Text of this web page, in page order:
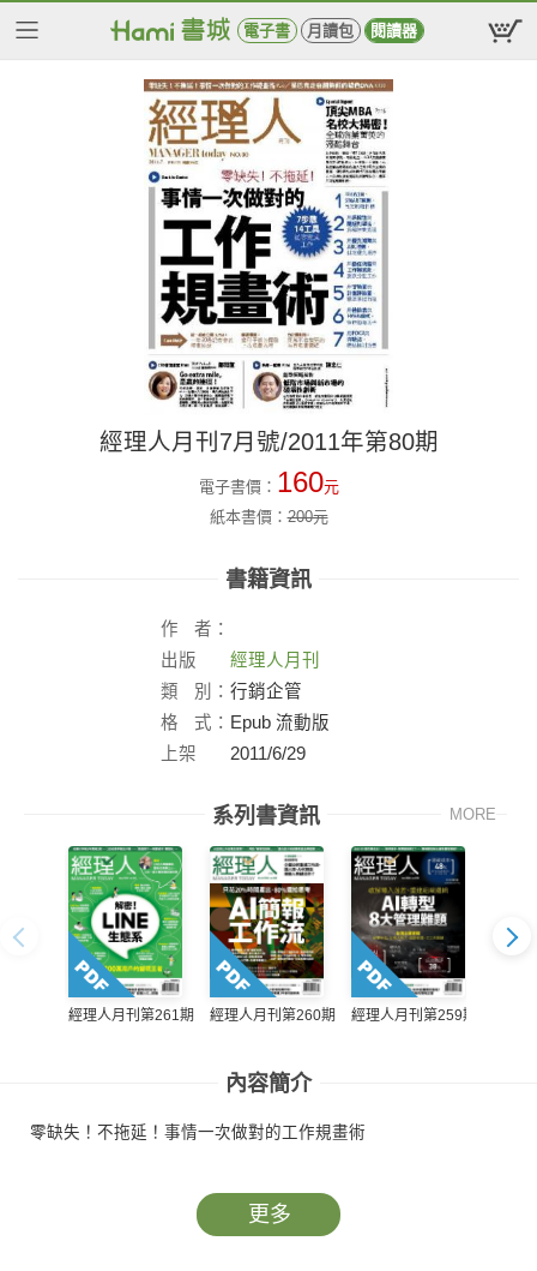
電子書 月讀包 閱讀器
經理人月刊7月號/2011年第80期
電子書價： 160元
紙本書價：200元
書籍資訊
作
者：
出版
社：
經理人月刊
類
別： 行銷企管
格
式： Epub 流動版
上架
2011/6/29
系列書資訊 MORE
經理人月刊第261期 經理人月刊第260期 經理人月刊第259期
內容簡介
零缺失！不拖延！事情一次做對的工作規畫術
更多